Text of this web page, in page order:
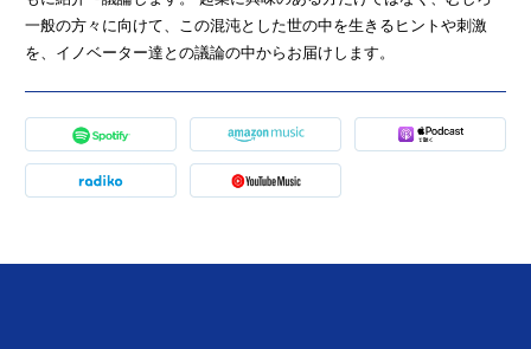
一般の方々に向けて、この混沌とした世の中を生きるヒントや刺激
を、イノベーター達との議論の中からお届けします。